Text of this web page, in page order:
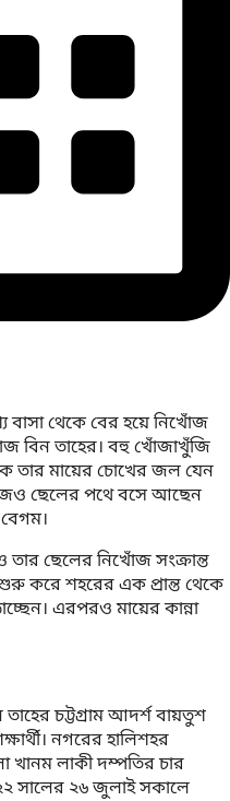
বাসা থেকে বের হয়ে নিখোঁজ
বিন তাহের। বহু খোঁজাখুঁজি
তার মায়ের চোখের জল যেন
ছেলের পথে বসে আছেন
ছেলের নিখোঁজ সংক্রান্ত
শুরু করে শহরের এক প্রান্ত থেকে
এরপরও মায়ের কান্না
চট্টগ্রাম আদর্শ বায়তুশ
নগরের হালিশহর
খানম লাকী দম্পতির চার
সালের ২৬ জুলাই সকালে